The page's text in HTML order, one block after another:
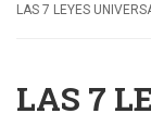
LAS 7 LEYES
LAS 7